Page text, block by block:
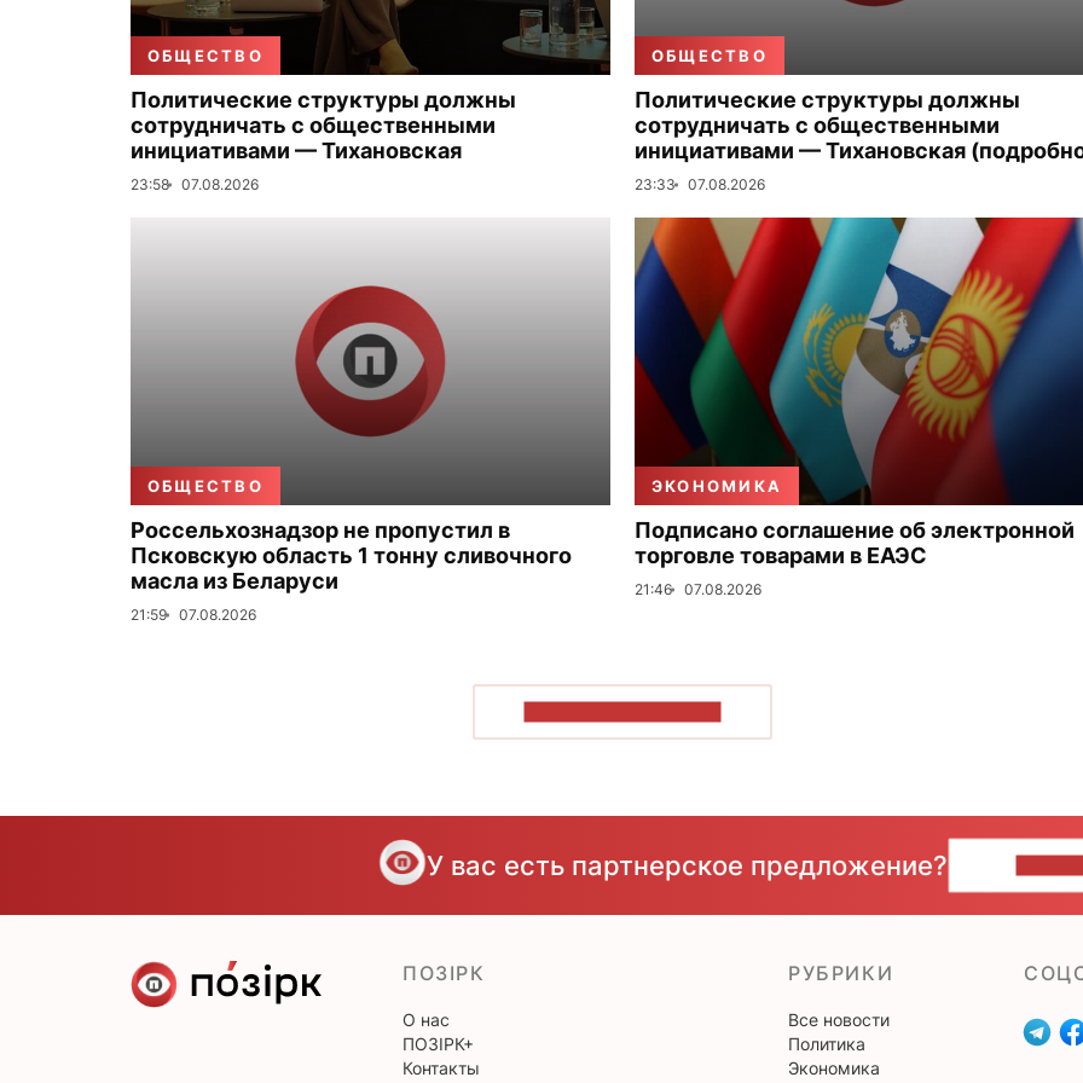
ОБЩЕСТВО
Политические структуры должны
сотрудничать с общественными
инициативами — Тихановская
23:58 07.08.2026
ОБЩЕСТВО
Политические структуры должны
сотрудничать с общественными
инициативами — Тихановская
23:33 07.08.2026
ОБЩЕСТВО
Россельхознадзор не пропустил в
Псковскую область 1 тонну сливочного
масла из Беларуси
21:59 07.08.2026
ЭКОНОМИКА
Подписано соглашение об электронной
торговле товарами в ЕАЭС
21:46 07.08.2026
У вас есть партнерское предложение?
ПОЗІРК
О нас
ПОЗІРК+
Контакты
РУБРИКИ
Все новости
Политика
Экономика